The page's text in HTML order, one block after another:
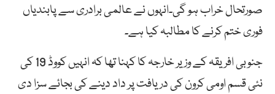
صورتحال خراب ہو گی۔انہوں نے عالمی برادری سے پابندیاں
فوری ختم کرنے کا مطالبہ کیا ہے۔
جنوبی افریقہ کے وزیر خارجہ کا کہنا تھا کہ انہیں کووڈ 19 کی
نئی قسم اومی کرون کی دریافت پر داد دینے کی بجائے سزا دی